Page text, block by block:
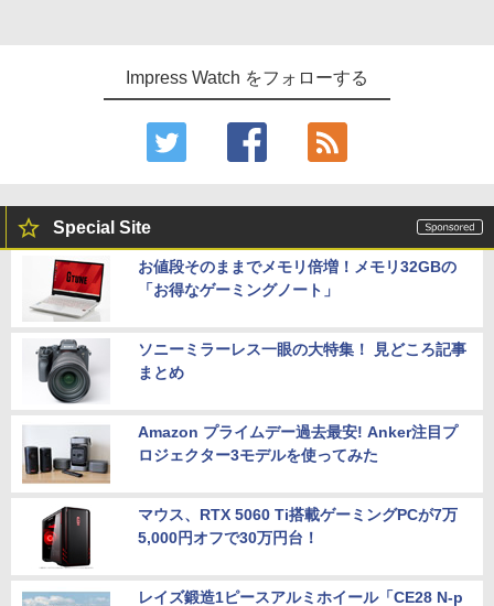
Impress Watch をフォローする
Special Site
お値段そのままでメモリ倍増！メモリ32GBの
「お得なゲーミングノート」
ソニーミラーレス一眼の大特集！ 見どころ記事
まとめ
Amazon プライムデー過去最安! Anker注目プ
ロジェクター3モデルを使ってみた
マウス、RTX 5060 Ti搭載ゲーミングPCが7万
5,000円オフで30万円台！
レイズ鍛造1ピースアルミホイール「CE28 N-p